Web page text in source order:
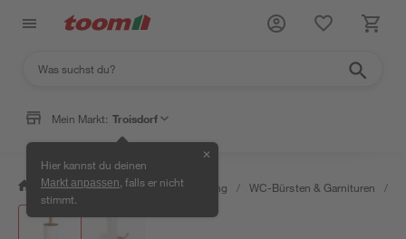
Mein Markt: Troisdorf
Hier kannst du deinen
Markt anpassen , falls er nicht
stimmt.
✕
/ Bad & Sanitär / Bad-Ausstattung / WC-Bürsten & Garnituren /